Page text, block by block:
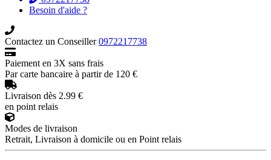
Besoin d'aide ?
Contactez un Conseiller0972217738
Paiement en 3X sans frais
Par carte bancaire à partir de 120 €
Livraison dès 2.99 €
en point relais
Modes de livraison
Retrait, Livraison à domicile ou en Point relais